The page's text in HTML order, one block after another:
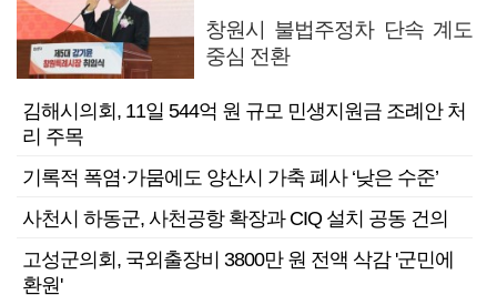
창원시 불법주정차 단속 계도
중심 전환
김해시의회, 11일 544억 원 규모 민생지원금 조례안 처
리 주목
기록적 폭염·가뭄에도 양산시 가축 폐사 ‘낮은 수준’
사천시 하동군, 사천공항 확장과 CIQ 설치 공동 건의
고성군의회, 국외출장비 3800만 원 전액 삭감 '군민에
환원'